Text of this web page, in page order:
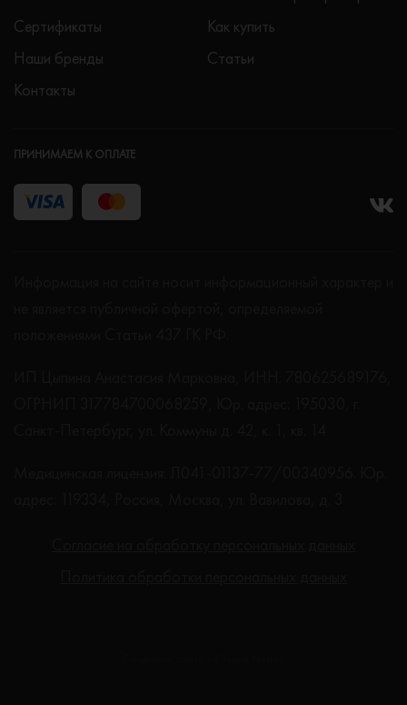
Сертификаты
Наши бренды
Контакты
Как купить
Статьи
ПРИНИМАЕМ К ОПЛАТЕ